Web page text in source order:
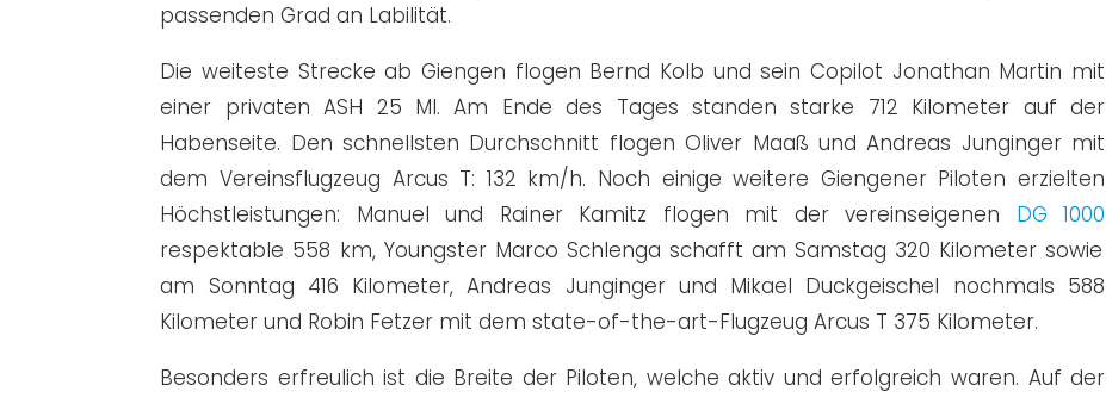
passenden Grad an Labilität.
Die weiteste Strecke ab Giengen flogen Bernd Kolb und sein Copilot Jonathan Martin mit
einer privaten ASH 25 MI. Am Ende des Tages standen starke 712 Kilometer auf der
Habenseite. Den schnellsten Durchschnitt flogen Oliver Maaß und Andreas Junginger mit
dem Vereinsflugzeug Arcus T: 132 km/h. Noch einige weitere Giengener Piloten erzielten
Höchstleistungen: Manuel und Rainer Kamitz flogen mit der vereinseigenen DG 1000
respektable 558 km, Youngster Marco Schlenga schafft am Samstag 320 Kilometer sowie
am Sonntag 416 Kilometer, Andreas Junginger und Mikael Duckgeischel nochmals 588
Kilometer und Robin Fetzer mit dem state-of-the-art-FlugzeugArcus T 375 Kilometer.
Besonders erfreulich ist die Breite der Piloten, welche aktiv und erfolgreich waren. Auf der